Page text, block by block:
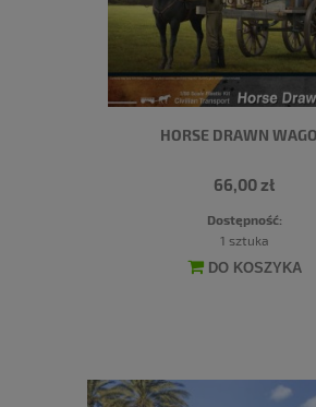
HORSE DRAWN
66,00 zł
Dostępność:
1 sztuka
DO KOSZYKA